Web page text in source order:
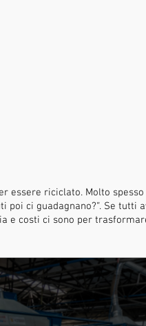
essere riciclato. Molto
ci guadagnano?”. Se
costi ci sono per